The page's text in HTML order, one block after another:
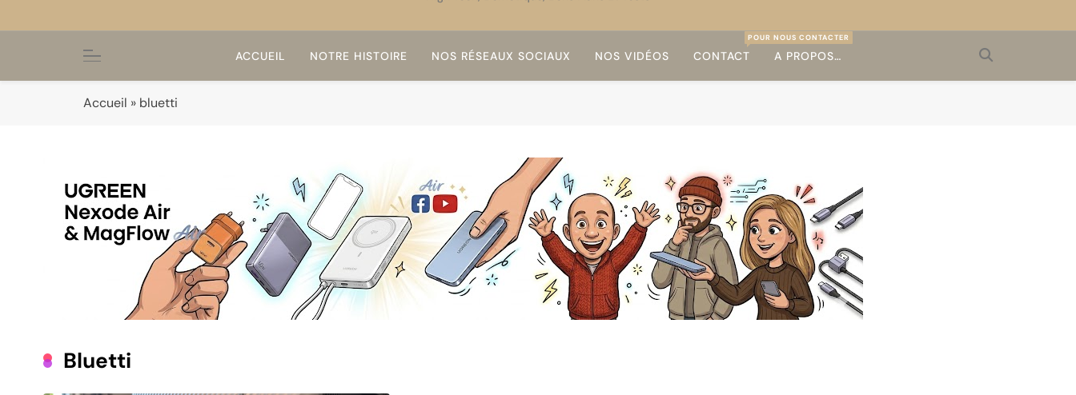
ACCUEIL NOTRE HISTOIRE NOS RÉSEAUX SOCIAUX NOS VIDÉOS CONTACT
POUR NOUS CONTACTER
A PROPOS…
Accueil » bluetti
Bluetti